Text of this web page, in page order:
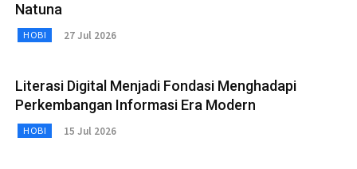
Natuna
HOBI 27 Jul 2026
Literasi Digital Menjadi Fondasi Menghadapi
Perkembangan Informasi Era Modern
HOBI 15 Jul 2026